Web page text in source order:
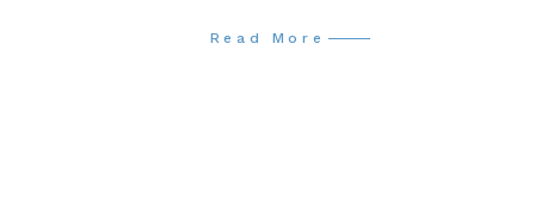
Read More